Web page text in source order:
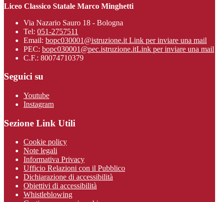
Liceo Classico Statale Marco Minghetti
Via Nazario Sauro 18 - Bologna
Tel: 051-2757511
Email: bopc030001@istruzione.it Link per inviare una mail
PEC: bopc030001@pec.istruzione.itLink per inviare una mail
C.F.: 80074710379
Seguici su
Youtube
Instagram
Sezione Link Utili
Cookie policy
Note legali
Informativa Privacy
Ufficio Relazioni con il Pubblico
Dichiarazione di accessibilità
Obiettivi di accessibilità
Whistleblowing